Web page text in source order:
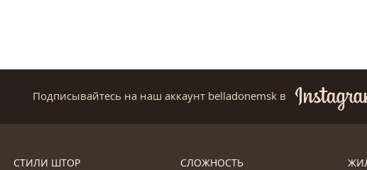
Подписывайтесь на наш аккаунт belladonemsk в
СТИЛИ ШТОР СЛОЖНОСТЬ